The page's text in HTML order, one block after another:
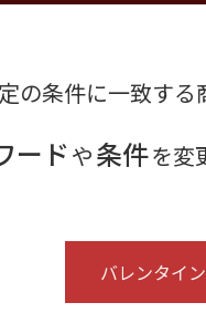
の条件に一致する
ードや条件を変
バレンタイ